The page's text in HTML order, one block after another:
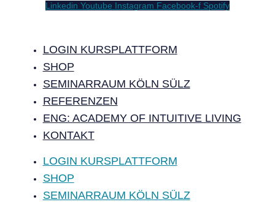
Linkedin Youtube Instagram Facebook-f Spotify
LOGIN KURSPLATTFORM
SHOP
SEMINARRAUM KÖLN SÜLZ
REFERENZEN
ENG: ACADEMY OF INTUITIVE LIVING
KONTAKT
LOGIN KURSPLATTFORM
SHOP
SEMINARRAUM KÖLN SÜLZ